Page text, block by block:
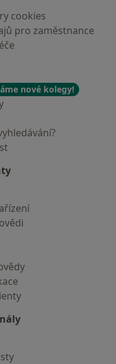
cookies
pro zaměstnance
nové kolegy!